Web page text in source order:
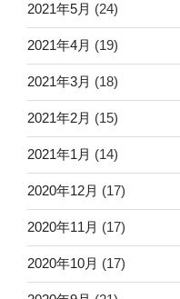
2021年5月 (24)
2021年4月 (19)
2021年3月 (18)
2021年2月 (15)
2021年1月 (14)
2020年12月 (17)
2020年11月 (17)
2020年10月 (17)